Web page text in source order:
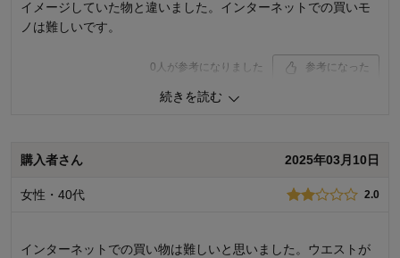
イメージしていた物と違いました。インターネットでの買いモ
ノは難しいです。
0 人が参考になりました 参考になった
お子さまのお気に入り度：
続きを読む
購入者さん 2025年03月10日
女性・40代 2.0
インターネットでの買い物は難しいと思いました。ウエストが